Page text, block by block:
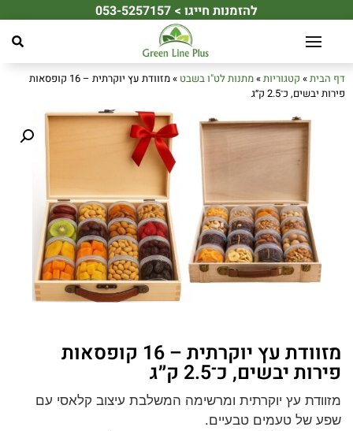
להזמנות חייגו > 053-5257157
דף הבית» קטגוריות»מתנות לט"ו בשבט »
מזוודת עץ יוקרתית – 16 קופסאות
פירות יבשים, כ־2.5 ק״ג
מזוודת עץ יוקרתית – 16 קופסאות
פירות יבשים, כ־2.5 ק״ג
מזוודת עץ יוקרתית ומרשימה המשלבת עיצוב קלאסי עם
שפע של טעמים טבעיים.